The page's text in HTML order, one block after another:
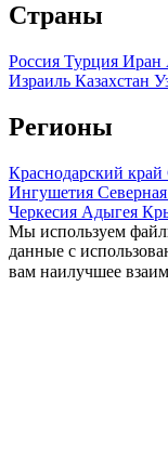
Страны
Россия Турция Иран
Израиль Казахстан
Регионы
Краснодарский край
Ингушетия
Черкесия Адыгея
Мы используем
данные с
вам наилучшее